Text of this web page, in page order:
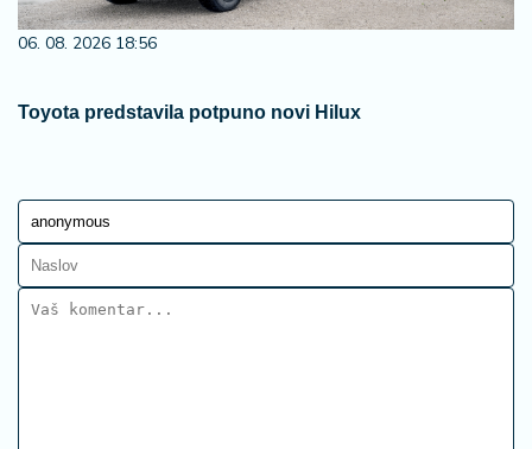
06. 08. 2026 18:56
Toyota predstavila potpuno novi Hilux